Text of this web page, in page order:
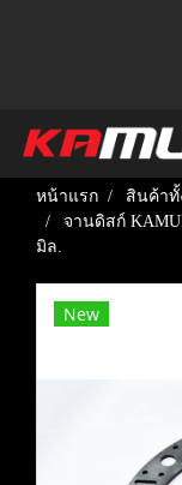
หน้าแรก สินค้าทั้
จานดิสก์
มิล.
New